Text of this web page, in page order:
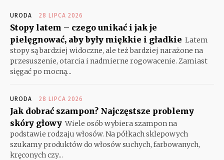
URODA 28 LIPCA 2026
Stopy latem – czego unikać i jak je
pielęgnować, aby były miękkie i gładkie Latem
stopy są bardziej widoczne, ale też bardziej narażone na
przesuszenie, otarcia i nadmierne rogowacenie. Zamiast
sięgać po mocną...
URODA 28 LIPCA 2026
Jak dobrać szampon? Najczęstsze problemy
skóry głowy Wiele osób wybiera szampon na
podstawie rodzaju włosów. Na półkach sklepowych
szukamy produktów do włosów suchych, farbowanych,
kręconych czy...